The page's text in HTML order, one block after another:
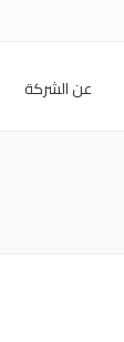
عن الشركة